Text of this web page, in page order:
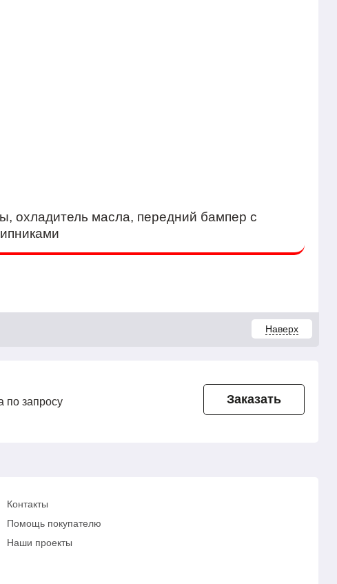
охладитель масла, передний бампер с
Наверх
по запросу Заказать
Контакты
Помощь покупателю
Наши проекты